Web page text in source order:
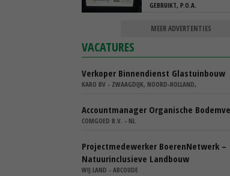
GEBRUIKT, P.O.A.
MEER ADVERTENTIES
VACATURES
Verkoper Binnendienst Glastuinbouw
KARO BV - ZWAAGDIJK, NOORD-HOLLAND,
Accountmanager Organische
COMGOED B.V. - NL
Projectmedewerker BoerenNetwerk –
Natuurinclusieve Landbouw
WIJ.LAND - ABCOUDE